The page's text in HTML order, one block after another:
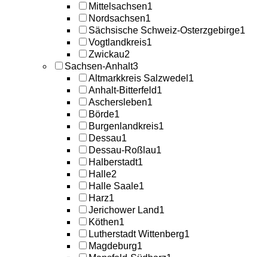
Mittelsachsen1
Nordsachsen1
Sächsische Schweiz-Osterzgebirge1
Vogtlandkreis1
Zwickau2
Sachsen-Anhalt3
Altmarkkreis Salzwedel 1
Anhalt-Bitterfeld1
Aschersleben1
Börde1
Burgenlandkreis1
Dessau1
Dessau-Roßlau1
Halberstadt1
Halle2
Halle Saale1
Harz1
Jerichower Land1
Köthen1
Lutherstadt Wittenberg1
Magdeburg1